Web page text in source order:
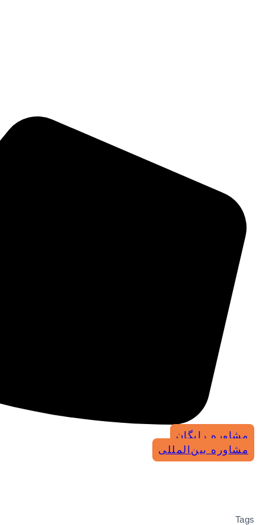
مشاوره رایگان
مشاوره بین‌المللی
Tags